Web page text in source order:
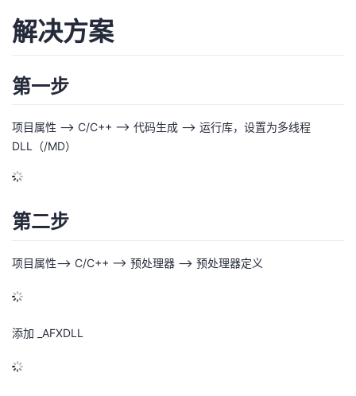
解决方案
第一步
项目属性 ——> C/C++ ——> 代码生成 ——> 运行库，设置为多线程
DLL（/MD）
第二步
项目属性——> C/C++ ——> 预处理器 ——> 预处理器定义
添加 _AFXDLL